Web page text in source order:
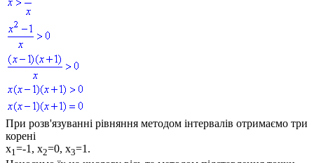
При розв'язуванні рівняння методом інтервалів отримаємо три
корені
x1=-1, x2=0, x3=1 .